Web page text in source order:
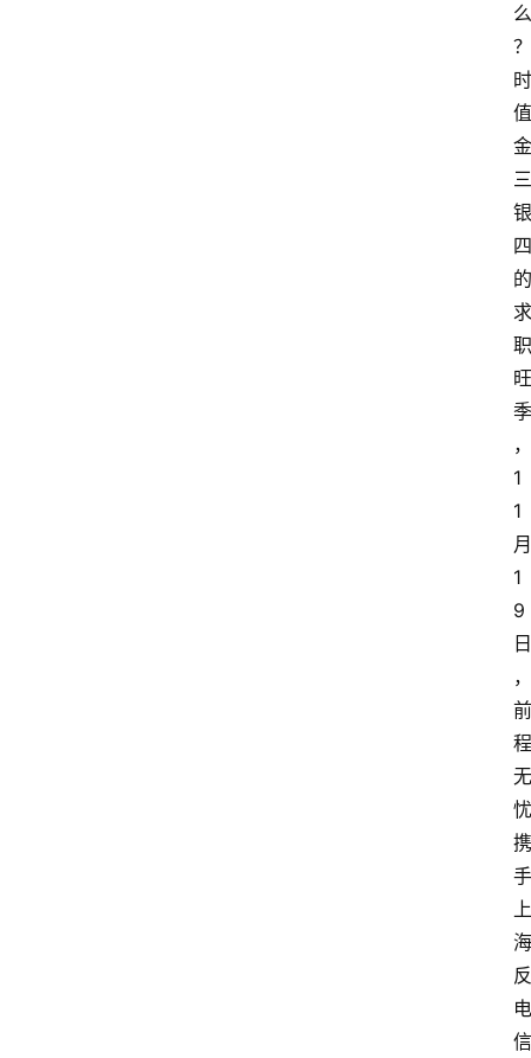
么
？
时
值
金
三
银
四
的
求
职
旺
季
，
1
1
月
1
9
日
，
前
程
无
忧
携
手
上
海
反
电
信